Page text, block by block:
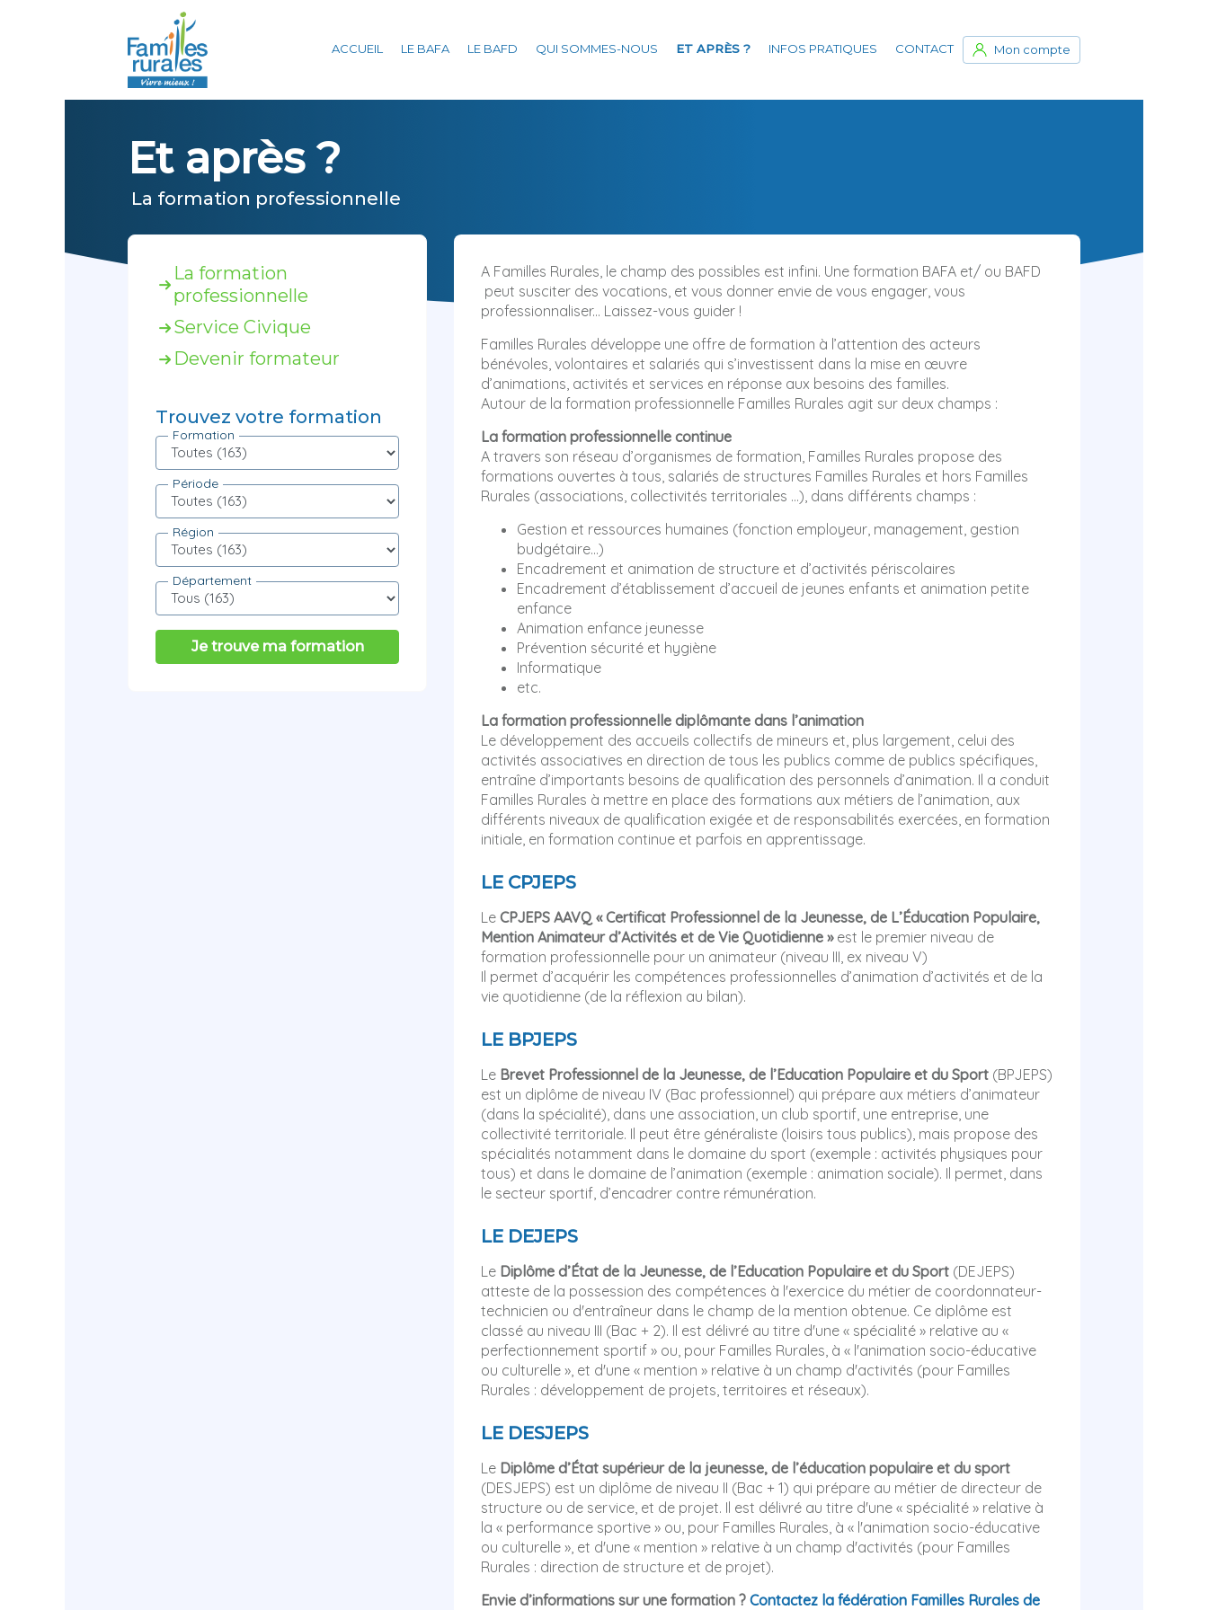
contenu
ACCUEIL LE BAFA LE BAFD QUI SOMMES-NOUS ET APRÈS ? INFOS PRATIQUES CONTACT Mon compte
Et après ?
La formation professionnelle
A Familles Rurales, le champ des possibles est infini. Une formation BAFA et/ ou BAFD
peut susciter des vocations, et vous donner envie de vous engager, vous
professionnaliser... Laissez-vous guider !
Familles Rurales développe une offre de formation à l’attention des acteurs
bénévoles, volontaires et salariés qui s’investissent dans la mise en œuvre
d’animations, activités et services en réponse aux besoins des familles.
Autour de la formation professionnelle Familles Rurales agit sur deux champs :
La formation professionnelle continue
A travers son réseau d’organismes de formation, Familles Rurales propose des
formations ouvertes à tous, salariés de structures Familles Rurales et hors Familles
Rurales (associations, collectivités territoriales …), dans différents champs :
Gestion et ressources humaines (fonction employeur, management, gestion
budgétaire…)
Encadrement et animation de structure et d’activités périscolaires
Encadrement d’établissement d’accueil de jeunes enfants et animation petite
enfance
Animation enfance jeunesse
Prévention sécurité et hygiène
Informatique
etc.
La formation professionnelle diplômante dans l’animation
Le développement des accueils collectifs de mineurs et, plus largement, celui des
activités associatives en direction de tous les publics comme de publics spécifiques,
entraîne d’importants besoins de qualification des personnels d’animation. Il a conduit
Familles Rurales à mettre en place des formations aux métiers de l’animation, aux
différents niveaux de qualification exigée et de responsabilités exercées, en formation
initiale, en formation continue et parfois en apprentissage.
LE CPJEPS
LeCPJEPS AAVQ « Certificat Professionnel de la Jeunesse, de L’Éducation Populaire,
Mention Animateur d’Activités et de Vie Quotidienne »est le premier niveau de
formation professionnelle pour un animateur (niveau III, ex niveau V)
Il permet d’acquérir les compétences professionnelles d’animation d’activités et de la
vie quotidienne (de la réflexion au bilan).
LE BPJEPS
Le Brevet Professionnel de la Jeunesse, de l’Education Populaire et du Sport (BPJEPS)
est un diplôme de niveau IV (Bac professionnel) qui prépare aux métiers d’animateur
(dans la spécialité), dans une association, un club sportif, une entreprise, une
collectivité territoriale. Il peut être généraliste (loisirs tous publics), mais propose des
spécialités notamment dans le domaine du sport (exemple : activités physiques pour
tous) et dans le domaine de l’animation (exemple : animation sociale). Il permet, dans
le secteur sportif, d’encadrer contre rémunération.
LE DEJEPS
Le Diplôme d’État de la Jeunesse, de l’Education Populaire et du Sport (DEJEPS)
atteste de la possession des compétences à l'exercice du métier de coordonnateur-
technicien ou d'entraîneur dans le champ de la mention obtenue. Ce diplôme est
classé au niveau III (Bac + 2). Il est délivré au titre d'une « spécialité » relative au «
perfectionnement sportif » ou, pour Familles Rurales, à « l'animation socio-éducative
ou culturelle », et d'une « mention » relative à un champ d'activités (pour Familles
Rurales : développement de projets, territoires et réseaux).
LE DESJEPS
Le Diplôme d’État supérieur de la jeunesse, de l’éducation populaire et du sport
(DESJEPS) est un diplôme de niveau II (Bac + 1) qui prépare au métier de directeur de
structure ou de service, et de projet. Il est délivré au titre d'une « spécialité » relative à
la « performance sportive » ou, pour Familles Rurales, à « l'animation socio-éducative
ou culturelle », et d'une « mention » relative à un champ d'activités (pour Familles
Rurales : direction de structure et de projet).
Envie d’informations sur une formation ?Contactez la fédération Familles Rurales de
La formation
professionnelle
Service Civique
Devenir formateur
Trouvez votre formation
Formation
Période
Région
Département
Je trouve ma formation
Panneau de gestion des cookies